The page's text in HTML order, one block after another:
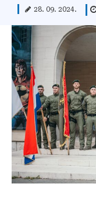
28. 09. 2024.